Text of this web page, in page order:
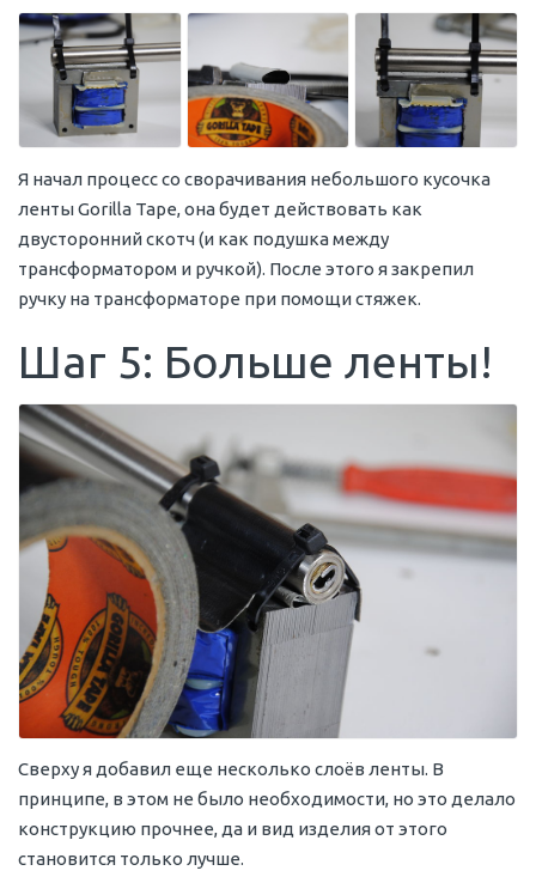
Я начал процесс со сворачивания небольшого кусочка
ленты Gorilla Tape, она будет действовать как
двусторонний скотч (и как подушка между
трансформатором и ручкой). После этого я закрепил
ручку на трансформаторе при помощи стяжек.
Шаг 5: Больше ленты!
Сверху я добавил еще несколько слоёв ленты. В
принципе, в этом не было необходимости, но это делало
конструкцию прочнее, да и вид изделия от этого
становится только лучше.